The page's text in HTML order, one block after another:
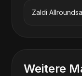
Zaldi
Weitere